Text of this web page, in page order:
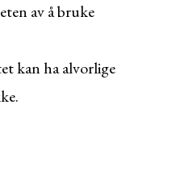
av å bruke
kan ha alvorlige